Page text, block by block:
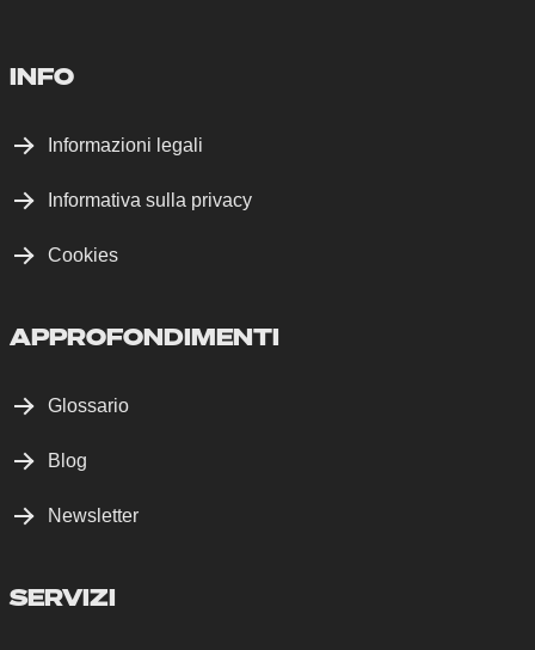
INFO
Informazioni legali
Informativa sulla privacy
Cookies
APPROFONDIMENTI
Glossario
Blog
Newsletter
SERVIZI